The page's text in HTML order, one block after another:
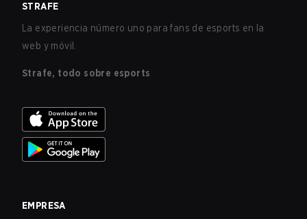
STRAFE
La experiencia número uno para fans de esports en la
web y móvil.
Strafe, todo sobre esports
EMPRESA